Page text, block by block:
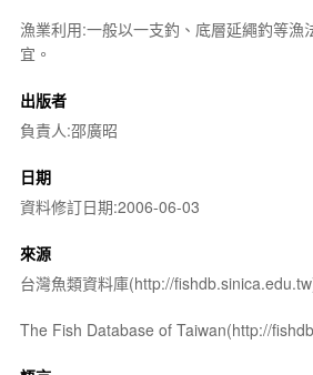
漁業利用:一般以一支釣、底層延繩釣等漁
宜。
出版者
負責人:邵廣昭
日期
資料修訂日期:2006-06-03
來源
台灣魚類資料庫(http://
The Fish Database of Taiwan(http://